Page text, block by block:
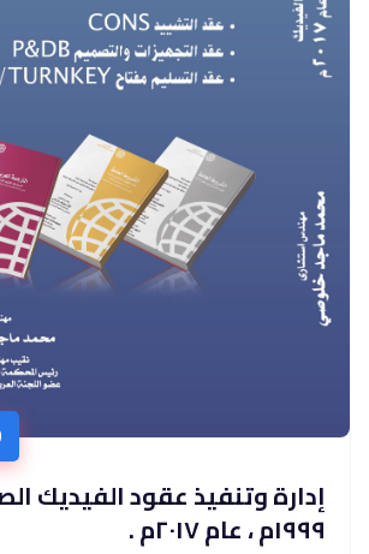
إدارة وﺗﻨﻔﻴﺬ ﻋﻘﻮد اﻟﻔﻴﺪﻳﻚ
١٩٩٩م ، ﻋﺎم ٢٠١٧م .